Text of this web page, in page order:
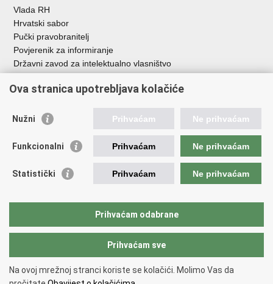
Vlada RH
Hrvatski sabor
Pučki pravobranitelj
Povjerenik za informiranje
Državni zavod za intelektualno vlasništvo
HAKOM
Ostale poveznice
Hrvatski audiovizualni centar
Creative Europe
EU National Institutes for Culture
Međunarodni centar za podvodnu arheologiju u Zadru (MCPA)
Copyright © 2026 Ministarstvo kulture i medija.
Ova stranica upotrebljava kolačiće
Nužni Prihvaćam Ne prihvaćam
Funkcionalni Prihvaćam Ne prihvaćam
Statistički Prihvaćam Ne prihvaćam
Prihvaćam odabrane
Prihvaćam sve
Na ovoj mrežnoj stranci koriste se kolačići. Molimo Vas da